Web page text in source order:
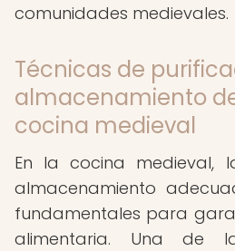
comunidades medievales.
Técnicas de
almacenamiento
cocina medieval
En la cocina medieval,
almacenamiento
fundamentales para
alimentaria. Una de